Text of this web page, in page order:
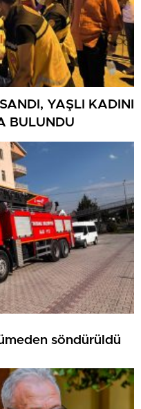
YAŞLI KADINI
BULUNDU
söndürüldü